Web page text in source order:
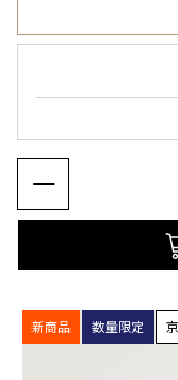
新商品 数量限定